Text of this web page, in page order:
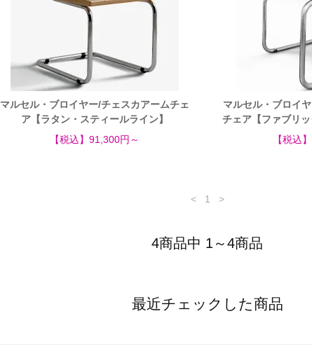
マルセル・ブロイヤー/チェスカアームチェ
ア【ラタン・スティールライン】
【税込】91,300円～
マルセル・ブロイ
チェア【ファブリッ
【税込
< 1 >
4商品中 1～4商品
最近チェックした商品